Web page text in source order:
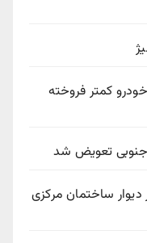
| ۷۹ هزار خودرو کمتر فروخته
ساختمان مرکزی